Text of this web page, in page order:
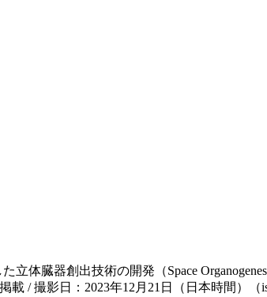
立体臓器創出技術の開発（Space
/ 撮影日：2023年12月21日（日本時間）（